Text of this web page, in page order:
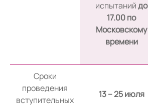
испытанийдо
17.00 по
Московскому
времени
Сроки
проведения
вступительных
13 – 25 июля